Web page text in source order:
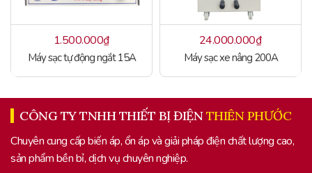
1.500.000₫
Máy sạc tự động ngắt 15A
24.000.000₫
Máy sạc xe nâng 200A
CÔNG TY TNHH THIẾT BỊ ĐIỆNTHIÊN PHƯỚC
Chuyên cung cấp biến áp, ổn áp và giải pháp điện chất lượng cao,
sản phẩm bền bỉ, dịch vụ chuyên nghiệp.